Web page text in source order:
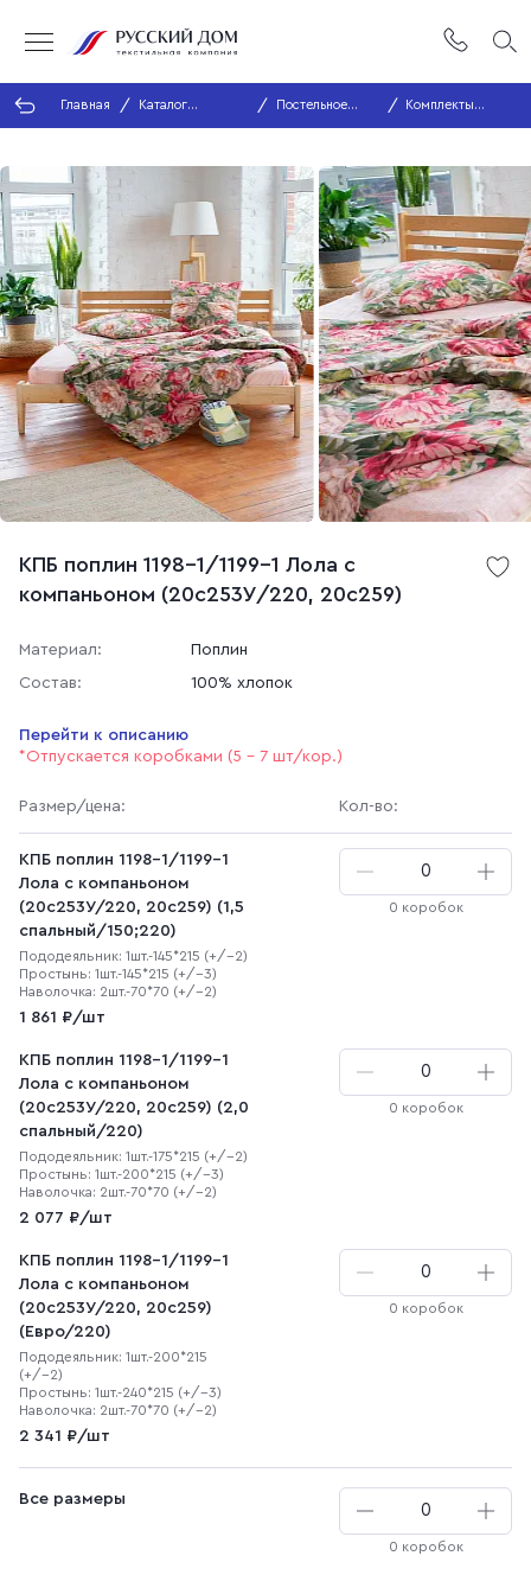
Главная
Каталог
продукции
Постельное
белье
Комплекты
постельного
КПБ поплин 1198-1/1199-1 Лола с
компаньоном (20с253У/220, 20с259)
Материал:
Поплин
Состав:
100% хлопок
Перейти к описанию
*Отпускается коробками (5 - 7 шт/кор.)
Размер/цена: Кол-во:
КПБ поплин 1198-1/1199-1
Лола с компаньоном
(20с253У/220, 20с259) (1,5
спальный/150;220)
Пододеяльник: 1шт.-145*215 (+/-2)
Простынь: 1шт.-145*215 (+/-3)
Наволочка: 2шт.-70*70 (+/-2)
1 861 ₽/шт
0 коробок
КПБ поплин 1198-1/1199-1
Лола с компаньоном
(20с253У/220, 20с259) (2,0
спальный/220)
Пододеяльник: 1шт.-175*215 (+/-2)
Простынь: 1шт.-200*215 (+/-3)
Наволочка: 2шт.-70*70 (+/-2)
2 077 ₽/шт
0 коробок
КПБ поплин 1198-1/1199-1
Лола с компаньоном
(20с253У/220, 20с259)
(Евро/220)
Пододеяльник: 1шт.-200*215
(+/-2)
Простынь: 1шт.-240*215 (+/-3)
Наволочка: 2шт.-70*70 (+/-2)
2 341 ₽/шт
0 коробок
Все размеры
0 коробок